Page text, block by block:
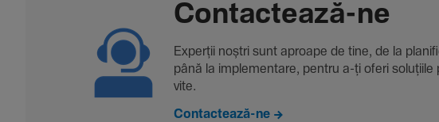
Contac­tează-ne
Experții noștri sunt aproape de tine, de la
până la imple­men­tare, pentru a-ți oferi
vite.
Contactează-ne